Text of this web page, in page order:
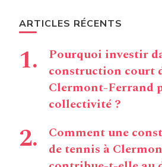
ARTICLES RÉCENTS
Pourquoi investir
construction court
Clermont-Ferrand
collectivité ?
Comment une
de tennis à